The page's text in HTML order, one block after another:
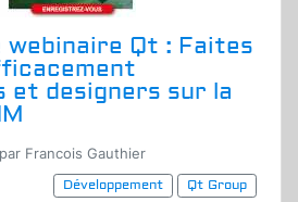
webinaire Qt : Faites
et designers sur la
Francois Gauthier
Développement
Qt Group